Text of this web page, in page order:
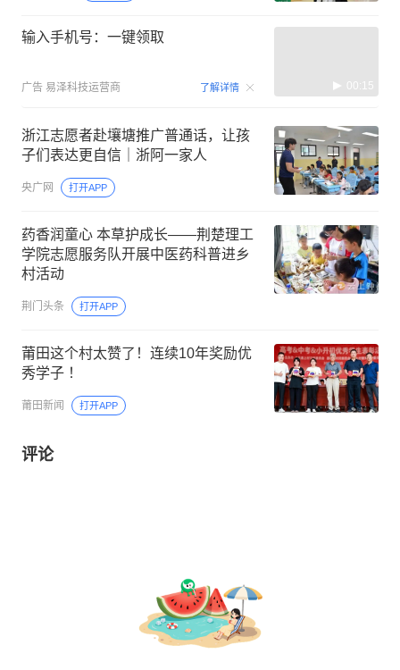
输入手机号：一键领取
广告 易泽科技运营商 了解详情 00:15
浙江志愿者赴壤塘推广普通话，让孩
子们表达更自信｜浙阿一家人
央广网 打开APP
药香润童心 本草护成长——荆楚理工
学院志愿服务队开展中医药科普进乡
村活动
荆门头条 打开APP
莆田这个村太赞了！连续10年奖励优
秀学子 ！
莆田新闻 打开APP
评论